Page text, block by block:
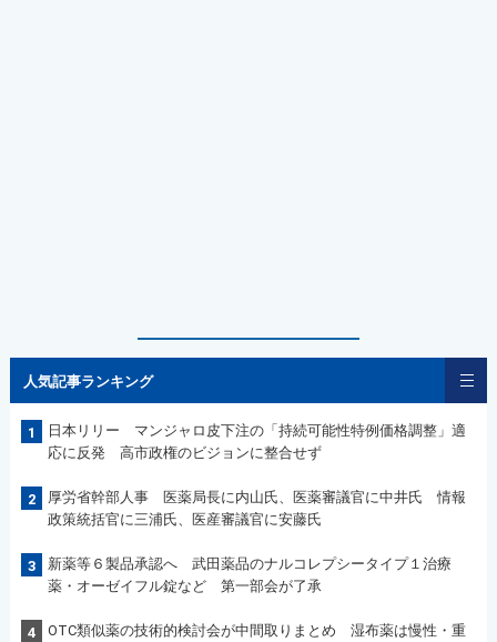
人気記事ランキング
1
日本リリー マンジャロ皮下注の「持続可能性特例価格調整」適
応に反発 高市政権のビジョンに整合せず
2
厚労省幹部人事 医薬局長に内山氏、医薬審議官に中井氏 情報
政策統括官に三浦氏、医産審議官に安藤氏
3
新薬等６製品承認へ 武田薬品のナルコレプシータイプ１治療
薬・オーゼイフル錠など 第一部会が了承
4
OTC類似薬の技術的検討会が中間取りまとめ 湿布薬は慢性・重